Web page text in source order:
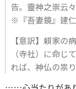
告。靈神之崇云々
※『吾妻鏡』建
【意訳】頼家の
（寺社）に命じ
れば、神仏の祟